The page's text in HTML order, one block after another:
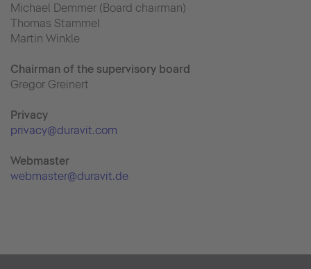
Michael Demmer (Board chairman)
Thomas Stammel
Martin Winkle
Chairman of the supervisory board
Gregor Greinert
Privacy
privacy@duravit.com
Webmaster
webmaster@duravit.de